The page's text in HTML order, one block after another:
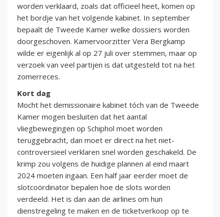
worden verklaard, zoals dat officieel heet, komen op
het bordje van het volgende kabinet. In september
bepaalt de Tweede Kamer welke dossiers worden
doorgeschoven. Kamervoorzitter Vera Bergkamp
wilde er eigenlijk al op 27 juli over stemmen, maar op
verzoek van veel partijen is dat uitgesteld tot na het
zomerreces.
Kort dag
Mocht het demissionaire kabinet tóch van de Tweede
Kamer mogen besluiten dat het aantal
vliegbewegingen op Schiphol moet worden
teruggebracht, dan moet er direct na het niet-
controversieel verklaren snel worden geschakeld. De
krimp zou volgens de huidige plannen al eind maart
2024 moeten ingaan. Een half jaar eerder moet de
slotcoördinator bepalen hoe de slots worden
verdeeld. Het is dan aan de airlines om hun
dienstregeling te maken en de ticketverkoop op te